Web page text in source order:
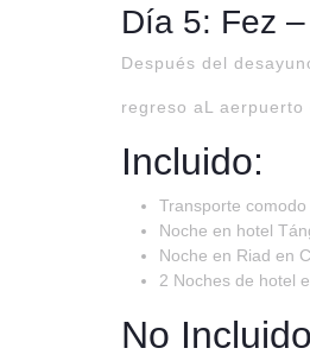
Día 5: Fez
Después del
regreso aL
Incluido:
Transporte comodo
Noche en hotel
Noche en Riad en
2 Noches de hotel
No